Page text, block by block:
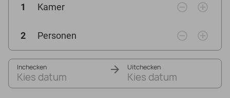
1 Kamer remove_circle_outline add_circle_outline
2 Personen remove_circle_outline add_circle_outline
Inchecken
Kies datum
Uitchecken
Kies datum